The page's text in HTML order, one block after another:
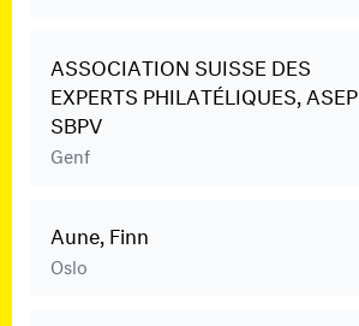
ASSOCIATION SUISSE DES
EXPERTS PHILATÉLIQUES,
SBPV
Genf
Aune, Finn
Oslo